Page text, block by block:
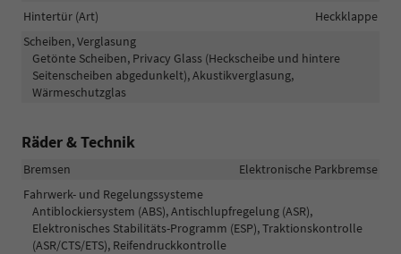
Hintertür (Art)
Heckklappe
Scheiben, Verglasung
Getönte Scheiben, Privacy Glass (Heckscheibe und hintere
Seitenscheiben abgedunkelt), Akustikverglasung,
Wärmeschutzglas
Räder & Technik
Bremsen
Elektronische Parkbremse
Fahrwerk- und Regelungssysteme
Antiblockiersystem (ABS), Antischlupfregelung (ASR),
Elektronisches Stabilitäts-Programm (ESP), Traktionskontrolle
(ASR/CTS/ETS), Reifendruckkontrolle